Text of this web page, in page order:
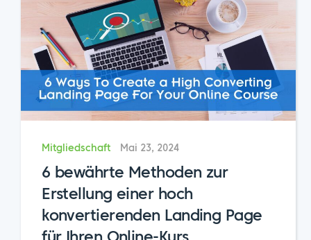
Mitgliedschaft Mai 23, 2024
6 bewährte Methoden zur
Erstellung einer hoch
konvertierenden Landing Page